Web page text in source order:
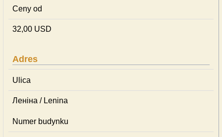
Ceny od
32,00 USD
Adres
Ulica
Леніна / Lenina
Numer budynku